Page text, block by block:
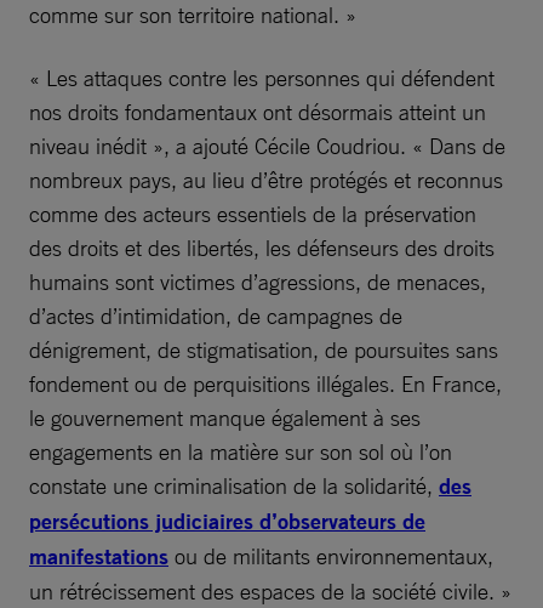
comme sur son territoire national. »
« Les attaques contre les personnes qui défendent
nos droits fondamentaux ont désormais atteint un
niveau inédit », a ajouté Cécile Coudriou. « Dans de
nombreux pays, au lieu d’être protégés et reconnus
comme des acteurs essentiels de la préservation
des droits et des libertés, les défenseurs des droits
humains sont victimes d’agressions, de menaces,
d’actes d’intimidation, de campagnes de
dénigrement, de stigmatisation, de poursuites sans
fondement ou de perquisitions illégales. En France,
le gouvernement manque également à ses
engagements en la matière sur son sol où l’on
constate une criminalisation de la solidarité, des
persécutions judiciaires d’observateurs de
manifestations ou de militants environnementaux,
un rétrécissement des espaces de la société civile. »